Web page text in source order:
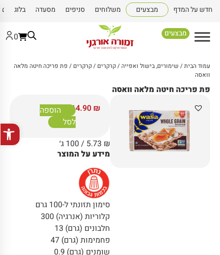
פתח
חדש על המדף מבצעים משלוחים סניפים מסעדה בלוג
מבצעים 0
עמוד הבית/ שימורים, בישול ואפייה/קרקרים /קרקרים / פת פריכה חיטה מלאה
וואסה
פת פריכה חיטה מלאה וואסה
14.90 ₪
הוספה
לסל
5.73 ₪
/ 100 ג׳
מידע על המוצר
סימון תזונתי ל-100 גרם
קלוריות (אנרגיה) 300
חלבונים (גרם) 13
פחמימות (גרם) 47
שומנים (גרם) 0.9